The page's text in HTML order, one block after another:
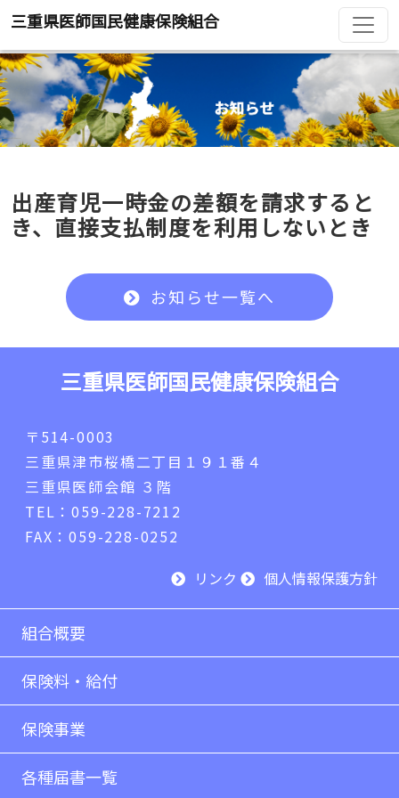
三重県医師国民健康保険組合
出産育児一時金の差額を請求すると
き、直接支払制度を利用しないとき
お知らせ一覧へ
三重県医師国民健康保険組合
〒514-0003
三重県津市桜橋二丁目１９１番４
三重県医師会館 ３階
TEL：059-228-7212
FAX：059-228-0252
リンク
個人情報保護方針
組合概要
保険料・給付
保険事業
各種届書一覧